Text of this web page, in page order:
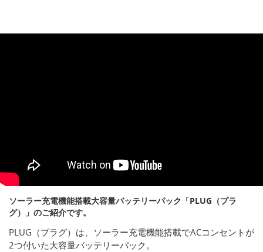
ソーラー充電機能搭載大容量バッテリーパック「PLUG（プラ
グ）」のご紹介です。
PLUG（プラグ）は、ソーラー充電機能搭載でACコンセントが
2つ付いた大容量バッテリーパック。